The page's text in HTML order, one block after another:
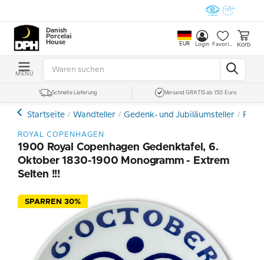
Danish
Porcelain
House
EUR Login Favoriten Korb
MENÜ
Schnelle Lieferung Versand GRATIS ab 150 Euro
Startseite Wandteller Gedenk- und Jubiläumsteller
ROYAL COPENHAGEN
1900 Royal Copenhagen Gedenktafel, 6.
Oktober 1830-1900 Monogramm - Extrem
Selten !!!
SPARREN 30%